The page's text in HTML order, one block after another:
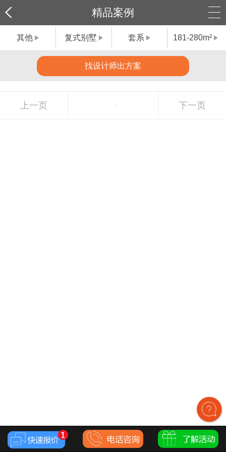
精品案例
其他 复式别墅 套系 181-280m²
找设计师出方案
上一页 下一页